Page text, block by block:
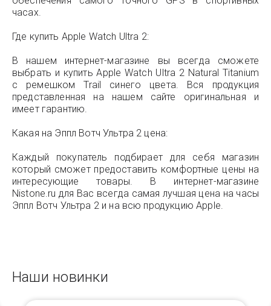
часах.
Где купить Apple Watch Ultra 2:
В нашем интернет-магазине вы всегда сможете
выбрать и купить Apple Watch Ultra 2 Natural Titanium
с ремешком Trail синего цвета. Вся продукция
представленная на нашем сайте оригинальная и
имеет гарантию.
Какая на Эппл Вотч Ультра 2 цена:
Каждый покупатель подбирает для себя магазин
который сможет предоставить комфортные цены на
интересующие товары. В интернет-магазине
Nistone.ru для Вас всегда самая лучшая цена на часы
Эппл Вотч Ультра 2 и на всю продукцию Apple.
Наши новинки